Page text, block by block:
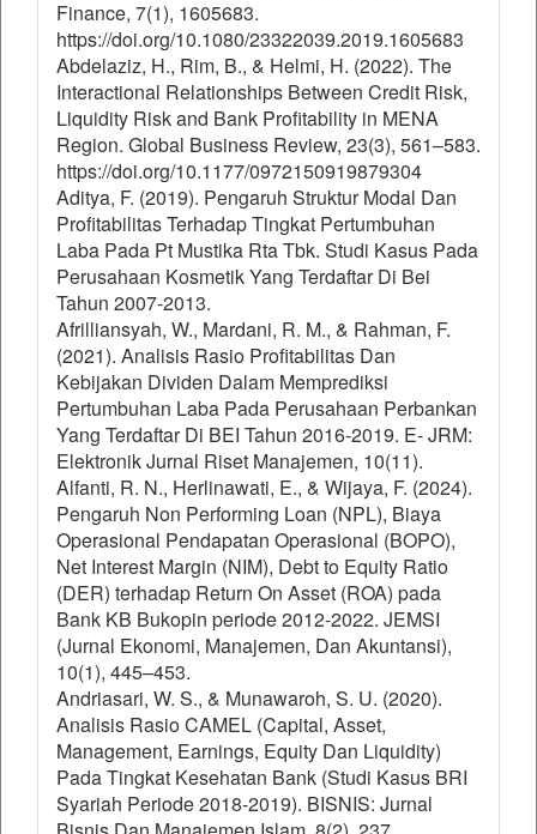
Finance, 7(1), 1605683.
https://doi.org/10.1080/23322039.2019.1605683
Abdelaziz, H., Rim, B., & Helmi, H. (2022). The
Interactional Relationships Between Credit Risk,
Liquidity Risk and Bank Profitability in MENA
Region. Global Business Review, 23(3), 561–583.
https://doi.org/10.1177/0972150919879304
Aditya, F. (2019). Pengaruh Struktur Modal Dan
Profitabilitas Terhadap Tingkat Pertumbuhan
Laba Pada Pt Mustika Rta Tbk. Studi Kasus Pada
Perusahaan Kosmetik Yang Terdaftar Di Bei
Tahun 2007-2013.
Afrilliansyah, W., Mardani, R. M., & Rahman, F.
(2021). Analisis Rasio Profitabilitas Dan
Kebijakan Dividen Dalam Memprediksi
Pertumbuhan Laba Pada Perusahaan Perbankan
Yang Terdaftar Di BEI Tahun 2016-2019. E- JRM:
Elektronik Jurnal Riset Manajemen, 10(11).
Alfanti, R. N., Herlinawati, E., & Wijaya, F. (2024).
Pengaruh Non Performing Loan (NPL), Biaya
Operasional Pendapatan Operasional (BOPO),
Net Interest Margin (NIM), Debt to Equity Ratio
(DER) terhadap Return On Asset (ROA) pada
Bank KB Bukopin periode 2012-2022. JEMSI
(Jurnal Ekonomi, Manajemen, Dan Akuntansi),
10(1), 445–453.
Andriasari, W. S., & Munawaroh, S. U. (2020).
Analisis Rasio CAMEL (Capital, Asset,
Management, Earnings, Equity Dan Liquidity)
Pada Tingkat Kesehatan Bank (Studi Kasus BRI
Syariah Periode 2018-2019). BISNIS: Jurnal